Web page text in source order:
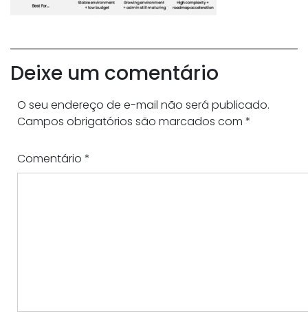
Deixe um comentário
O seu endereço de e-mail não será publicado.
Campos obrigatórios são marcados com *
Comentário *